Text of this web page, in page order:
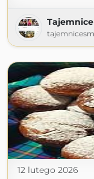
12 lutego 2026